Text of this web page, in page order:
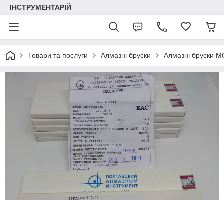
ІНСТРУМЕНТАРІЙ
Товари та послуги Алмазні бруски Алмазні бруски